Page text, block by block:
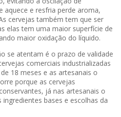
aquece e resfria perde aroma,
cervejas também tem que ser
elas tem uma maior superfície de
maior oxidação do líquido.
se atentam é o prazo de validade
comerciais industrializadas
18 meses e as artesanais o
porque as cervejas
já nas artesanais o
bases e escolhas da